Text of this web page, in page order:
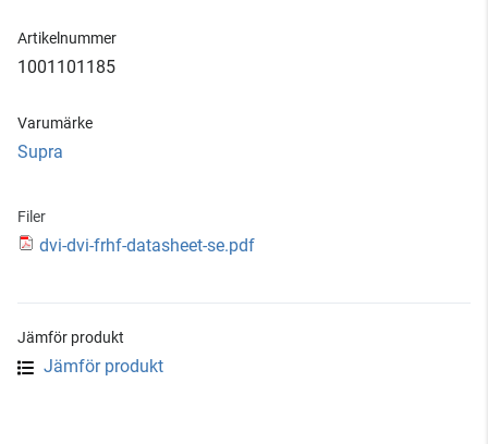
Artikelnummer
1001101185
Varumärke
Supra
Filer
dvi-dvi-frhf-datasheet-se.pdf
Jämför produkt
Jämför produkt